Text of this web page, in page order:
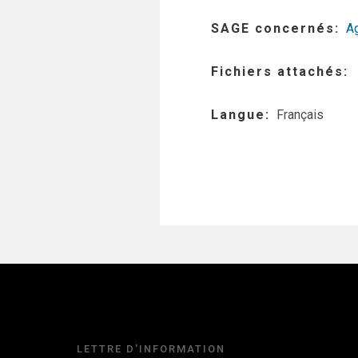
SAGE concernés
Fichiers attachés
Langue Français
LETTRE D'INFORMATION